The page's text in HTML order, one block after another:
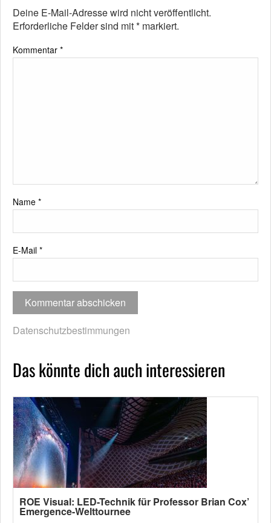
Deine E-Mail-Adresse wird nicht veröffentlicht.
Erforderliche Felder sind mit* markiert.
Kommentar *
Name *
E-Mail *
Datenschutzbestimmungen
Das könnte dich auch interessieren
ROE Visual: LED-Technik für Professor Brian Cox’
Emergence-Welttournee